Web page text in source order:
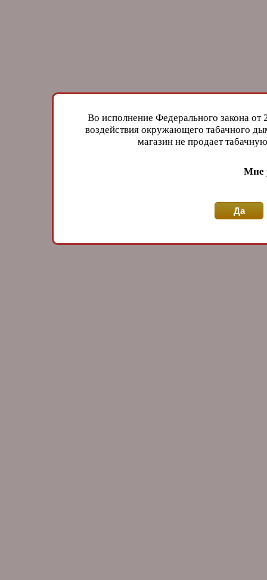
Во исполнение Федерального закона
воздействия окружающего табачного
магазин не продает
Мне
Да